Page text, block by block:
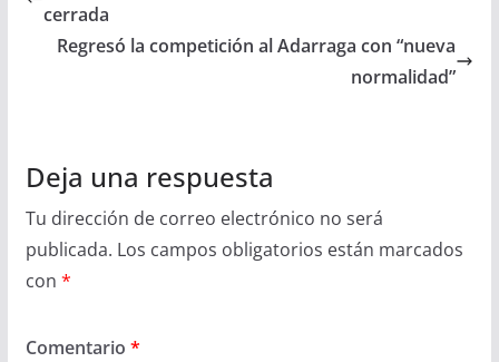
cerrada
Regresó la competición al Adarraga con “nueva
normalidad”
Deja una respuesta
Tu dirección de correo electrónico no será
publicada. Los campos obligatorios están marcados
con *
Comentario *